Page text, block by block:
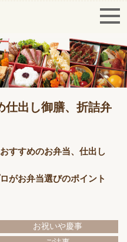
仕出し御膳、折詰弁
すすめのお弁当、仕出し
がお弁当選びのポイント
お祝いや慶事